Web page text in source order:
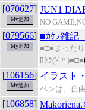
[070627] JUN1
NO
[079566] ■ｶｹﾗ雑
■□■まった
ﾛｼｸ('-'〃)■□■
[106156] イラスト
ペンは、自
[106858]